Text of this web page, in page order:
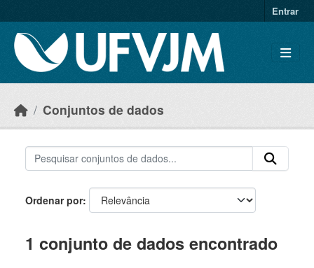
Entrar
Conjuntos de dados
Ordenar por
1 conjunto de dados encontrado